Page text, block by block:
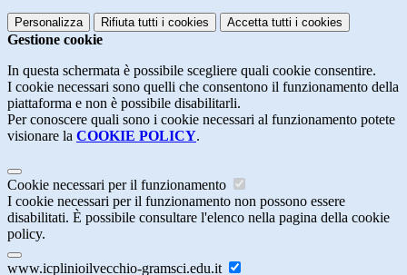
Personalizza Rifiuta tutti i cookies Accetta tutti i cookies
Gestione cookie
In questa schermata è possibile scegliere quali cookie consentire.
I cookie necessari sono quelli che consentono il funzionamento della
piattaforma e non è possibile disabilitarli.
Per conoscere quali sono i cookie necessari al funzionamento potete
visionare la COOKIE POLICY.
Cookie necessari per il funzionamento
I cookie necessari per il funzionamento non possono essere
disabilitati. È possibile consultare l'elenco nella pagina della cookie
policy.
www.icplinioilvecchio-gramsci.edu.it